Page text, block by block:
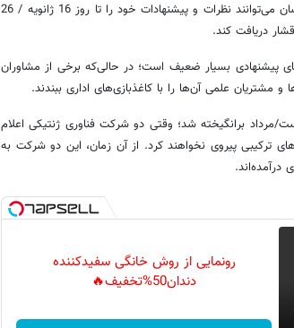
را در برابر زیست-تروریسم حفاظت کنند. مردم و کارشناسان می‌توانند نظرات و پیشنهادات خود را تا روز 16 ژانویه / 26
دریافت کند.
پیشنهادی بسیار ضعیف است؛ در حالی‌که برخی از مشاوران
علمی آن‌ها را با کاغذبازی‌های اداری ببندند.
مرداد برانگیخته شد؛ وقتی دو شرکت فناوری ژنتیکی اعلام
ترکیبی پیروی نخواهند کرد. از آن زمان، این دو شرکت به
رونمایی از روش خانگی سفیدکننده
دندان50%تخفیف🔥